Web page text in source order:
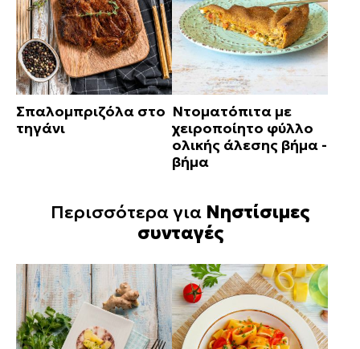
Σπαλομπριζόλα στο
τηγάνι
Ντοματόπιτα με
χειροποίητο φύλλο
ολικής άλεσης βήμα -
βήμα
Περισσότερα για Νηστίσιμες
συνταγές